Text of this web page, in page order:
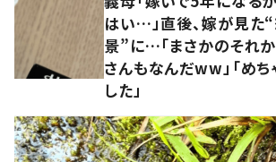
はい…」直後、嫁が見た
景”に…「まさかのそれか
さんもなんだww」「めち
した」